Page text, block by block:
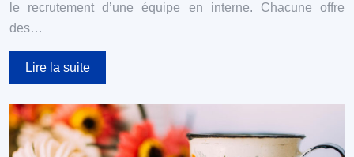
le recrutement d’une équipe en interne. Chacune offre
des…
Lire la suite